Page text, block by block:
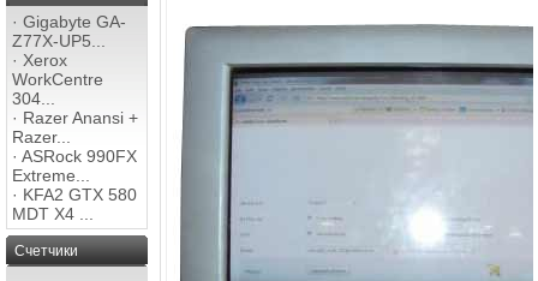
· Gigabyte GA-
Z77X-UP5...
· Xerox
WorkCentre
304...
· Razer Anansi +
Razer...
· ASRock 990FX
Extreme...
· KFA2 GTX 580
MDT X4 ...
Счетчики